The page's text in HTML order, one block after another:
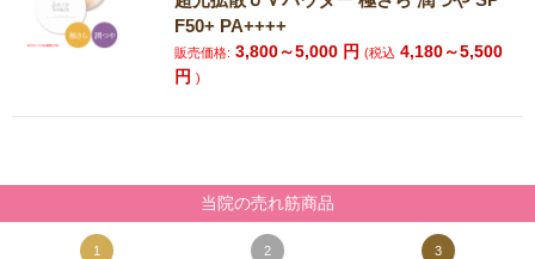
F50+ PA++++
販売価格: 3,800～5,000 円(税込 4,180～5,500
円)
当院の売れ筋商品
1 2 3